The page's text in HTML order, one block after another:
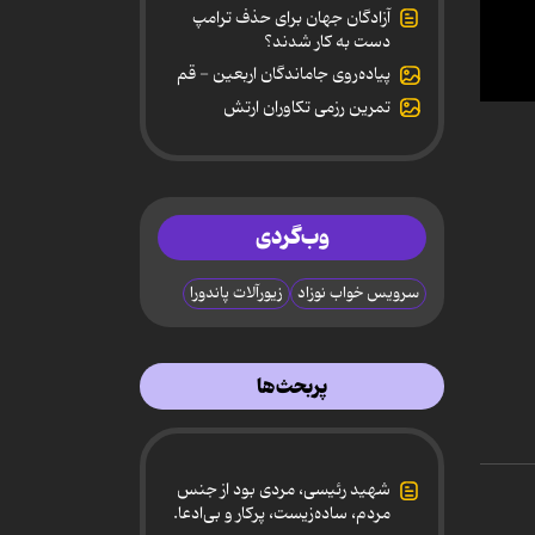
0
آزادگان جهان برای حذف ترامپ
دست به کار شدند؟
پیاده‌روی جاماندگان اربعین - قم
تمرین رزمی تکاوران ارتش
وب‌گردی
سرویس خواب نوزاد زیورآلات پاندورا
پربحث‌ها
شهید رئیسی، مردی بود از جنس
مردم، ساده‌زیست، پرکار و بی‌ادعا.